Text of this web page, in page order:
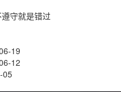
守就是错过
19
12
05